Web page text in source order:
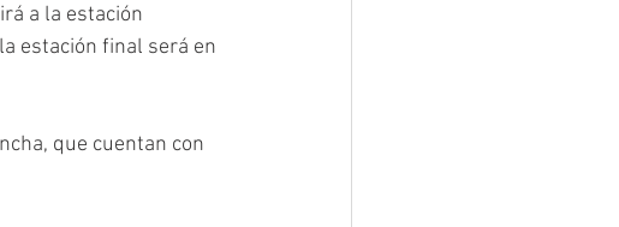
a la estación
estación final será en
que cuentan con